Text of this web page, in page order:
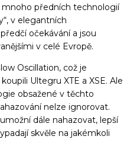
mnoho předních technologií
v elegantních
očekávání a jsou
v celé Evropě.
Oscillation, což je
Ultegru XTE a XSE. Ale
obsažené v těchto
nelze ignorovat.
dále nahazovat, lepší
skvěle na jakémkoli